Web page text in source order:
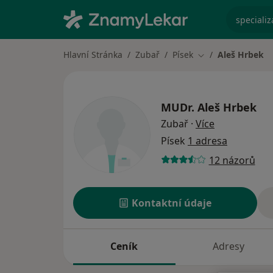
Hlavní Stránka Zubař Písek Změna města
Aleš Hrbek
MUDr. Aleš Hrbek
Zubař · Více
Písek 1 adresa
12 názorů
Kontaktní údaje
Ceník Adresy